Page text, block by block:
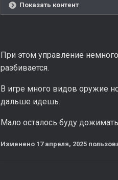
Показать контент
При этом управление
разбивается.
В игре много видов оружие
дальше идешь.
Мало осталось буду
Изменено 17 апреля, 2025